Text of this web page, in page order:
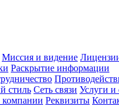
Миссия и видение
Раскрытие информации
стиль Сеть связи Услуги и
компании Реквизиты